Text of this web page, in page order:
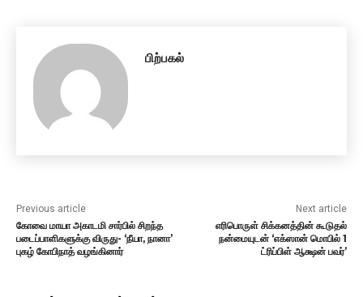
பிற்பகல்
Previous article
கோவை மாயா அகாடமி சார்பில் சிறந்த
படைப்பாளிகளுக்கு விருது- ‘நீயா, நானா’
புகழ் கோபிநாத் வழங்கினார்
Next article
எரிபொருள் சிக்கனத்தின் கூடுதல்
நன்மையுடன் ‘எக்ஸான் மொபில் 1
ட்ரிப்பிள் ஆக்ஷன் பவர்’